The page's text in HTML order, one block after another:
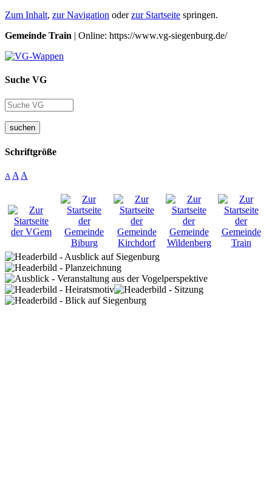
Zum Inhalt, zur Navigation oderzur Startseite springen.
Gemeinde Train | Online: https://www.vg-siegenburg.de/
Suche VG
suchen
Schriftgröße
A A A